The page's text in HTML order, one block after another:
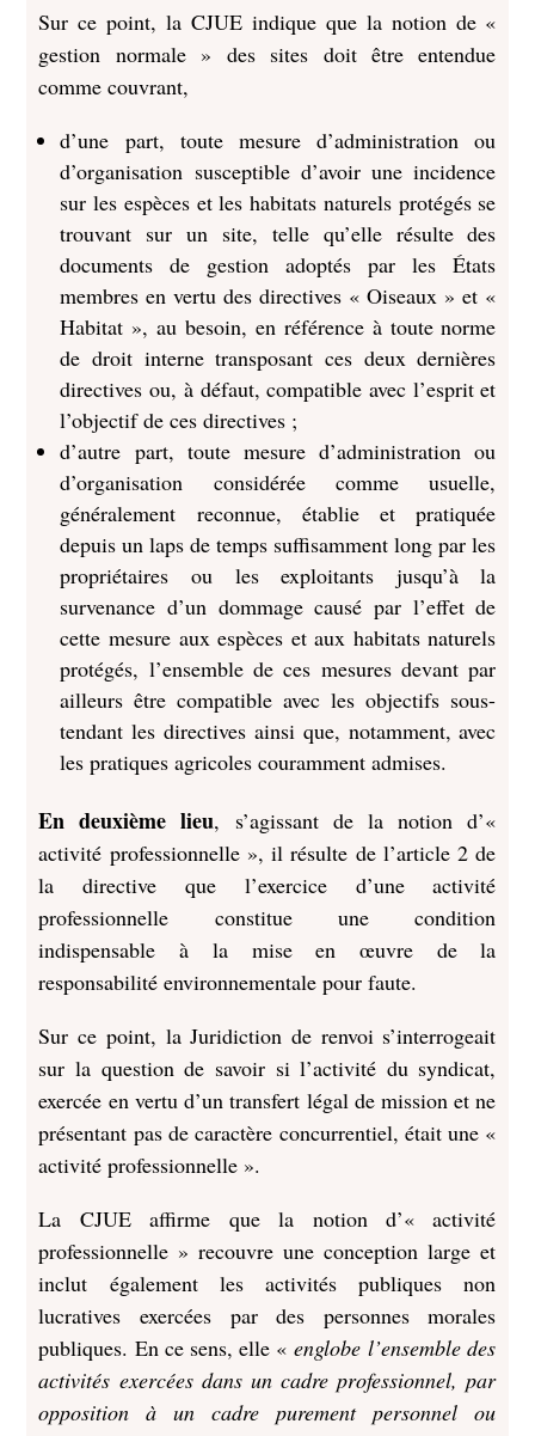
Sur ce point, la CJUE indique que la notion de «
gestion normale » des sites doit être entendue
comme couvrant,
d’une part, toute mesure d’administration ou
d’organisation susceptible d’avoir une incidence
sur les espèces et les habitats naturels protégés se
trouvant sur un site, telle qu’elle résulte des
documents de gestion adoptés par les États
membres en vertu des directives « Oiseaux » et «
Habitat », au besoin, en référence à toute norme
de droit interne transposant ces deux dernières
directives ou, à défaut, compatible avec l’esprit et
l’objectif de ces directives ;
d’autre part, toute mesure d’administration ou
d’organisation considérée comme usuelle,
généralement reconnue, établie et pratiquée
depuis un laps de temps suffisamment long par les
propriétaires ou les exploitants jusqu’à la
survenance d’un dommage causé par l’effet de
cette mesure aux espèces et aux habitats naturels
protégés, l’ensemble de ces mesures devant par
ailleurs être compatible avec les objectifs sous-
tendant les directives ainsi que, notamment, avec
les pratiques agricoles couramment admises.
En deuxième lieu, s’agissant de la notion d’«
activité professionnelle », il résulte de l’article 2 de
la directive que l’exercice d’une activité
professionnelle constitue une condition
indispensable à la mise en œuvre de la
responsabilité environnementale pour faute.
Sur ce point, la Juridiction de renvoi s’interrogeait
sur la question de savoir si l’activité du syndicat,
exercée en vertu d’un transfert légal de mission et ne
présentant pas de caractère concurrentiel, était une «
activité professionnelle ».
La CJUE affirme que la notion d’« activité
professionnelle » recouvre une conception large et
inclut également les activités publiques non
lucratives exercées par des personnes morales
publiques. En ce sens, elle « englobe l’ensemble des
activités exercées dans un cadre professionnel, par
opposition à un cadre purement personnel ou